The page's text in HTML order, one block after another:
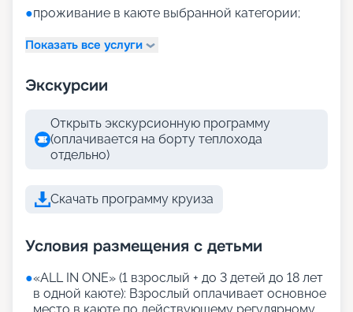
●проживание в каюте выбранной категории;
Показать все услуги
Экскурсии
Открыть экскурсионную программу
(оплачивается на борту теплохода
отдельно)
Скачать программу круиза
Условия размещения с детьми
●«АLL IN ONE» (1 взрослый + до 3 детей до 18 лет
в одной каюте): Взрослый оплачивает основное